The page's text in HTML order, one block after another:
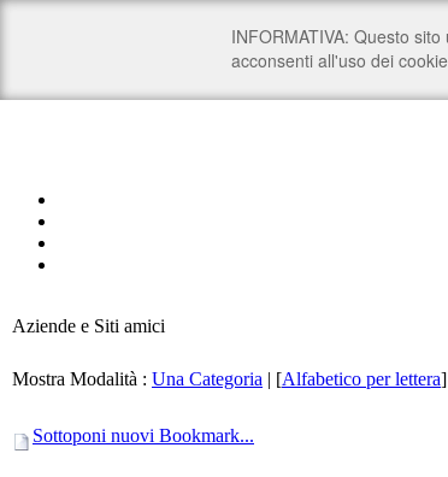
Aziende e Siti amici
Mostra Modalità : Una Categoria | [Alfabetico per lettera]
Sottoponi nuovi Bookmark...